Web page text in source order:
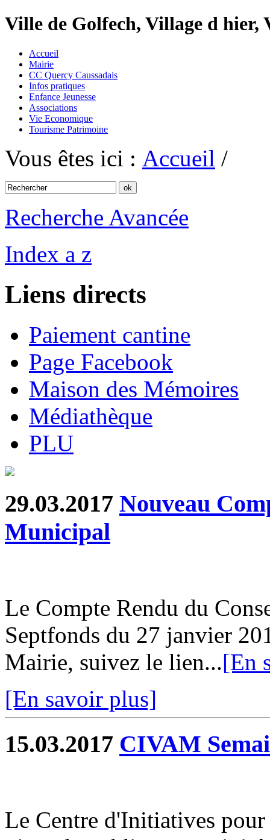
Ville de Golfech, Village d
Accueil
Mairie
CC Quercy Caussadais
Infos pratiques
Enfance Jeunesse
Associations
Vie Economique
Tourisme Patrimoine
Vous êtes ici : Accueil /
Recherche Avancée
Index a z
Liens directs
Paiement cantine
Page Facebook
Maison des Mémoires
Médiathèque
PLU
29.03.2017 Nouveau
Municipal
Le Compte Rendu du
Septfonds du 27 janvier
Mairie, suivez le lien...[En
[En savoir plus]
15.03.2017 CIVAM
Le Centre d'Initiatives